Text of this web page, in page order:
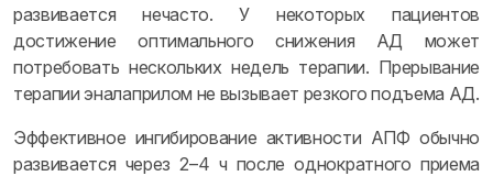
развивается нечасто. У некоторых пациентов
достижение оптимального снижения АД может
потребовать нескольких недель терапии. Прерывание
терапии эналаприлом не вызывает резкого подъема АД.
Эффективное ингибирование активности АПФ обычно
развивается через 2–4 ч после однократного приема